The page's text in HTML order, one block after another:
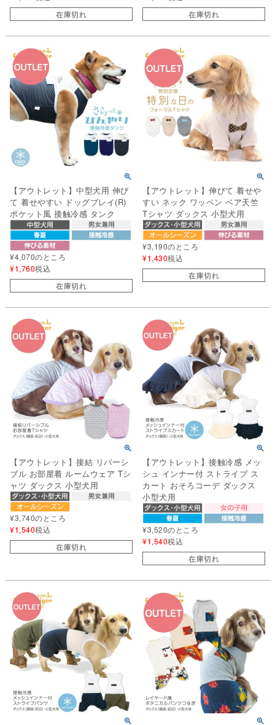
在庫切れ
在庫切れ
【アウトレット】中型犬用 伸び
て 着せやすい ドッグプレイ(R)
ポケット風 接触冷感 タンク
¥4,070のところ
¥1,760税込
在庫切れ
【アウトレット】伸びて 着せや
すい ネック ワッペン ベア天竺
Tシャツ ダックス 小型犬用
¥3,190のところ
¥1,430税込
在庫切れ
【アウトレット】接結 リバーシ
ブル お部屋着 ルームウェア Tシ
ャツ ダックス 小型犬用
¥3,740のところ
¥1,540税込
在庫切れ
【アウトレット】接触冷感 メッ
シュ インナー付 ストライプ ス
カート おそろコーデ ダックス
小型犬用
¥3,520のところ
¥1,540税込
在庫切れ